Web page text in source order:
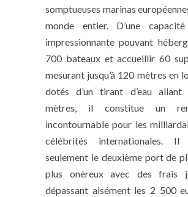
somptueuses marinas
monde entier. D’une capacité
impressionnante pouvant
700 bateaux et accueillir 60
mesurant jusqu’à 120 mètres en
dotés d’un tirant d’eau allant
mètres, il constitue un
incontournable pour les
célébrités internationales.
seulement le deuxième port de
plus onéreux avec des frais
dépassant aisément les 2 500